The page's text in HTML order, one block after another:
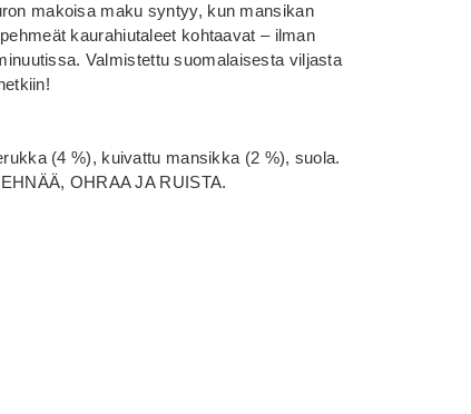
makoisa maku syntyy, kun mansikan
kaurahiutaleet kohtaavat – ilman
Valmistettu suomalaisesta viljasta
(4 %), kuivattu mansikka (2 %), suola.
OHRAA JA RUISTA.